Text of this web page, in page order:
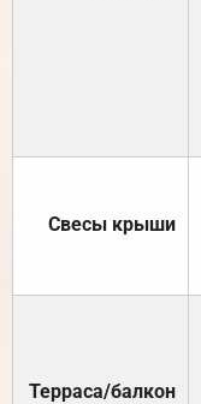
Свесы крыши
Терраса/балкон